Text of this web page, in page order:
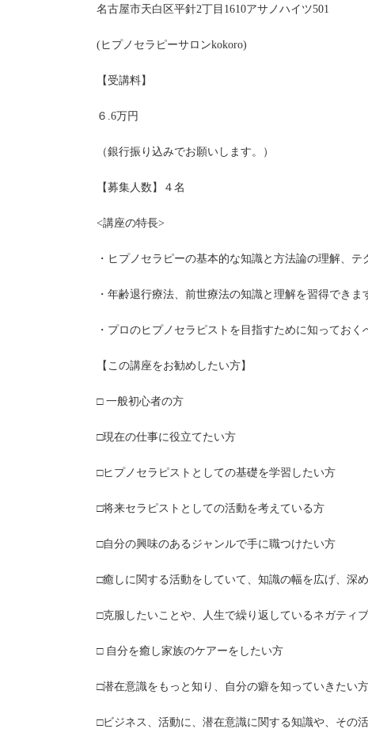
名古屋市天白区平針2丁目1610アサノハイツ501
(ヒプノセラピーサロンkokoro)
【受講料】
６.6万円
（銀行振り込みでお願いします。）
【募集人数】４名
<講座の特長>
・ヒプノセラピーの基本的な知識と方法論の理解、
・年齢退行療法、前世療法の知識と理解を習得できま
・プロのヒプノセラピストを目指すために知ってお
【この講座をお勧めしたい方】
□ 一般初心者の方
□現在の仕事に役立てたい方
□ヒプノセラピストとしての基礎を学習したい方
□将来セラピストとしての活動を考えている方
□自分の興味のあるジャンルで手に職つけたい方
□癒しに関する活動をしていて、知識の幅を広げ、深
□克服したいことや、人生で繰り返しているネガティ
□ 自分を癒し家族のケアーをしたい方
□潜在意識をもっと知り、自分の癖を知っていきたい方
□ビジネス、活動に、潜在意識に関する知識や、その